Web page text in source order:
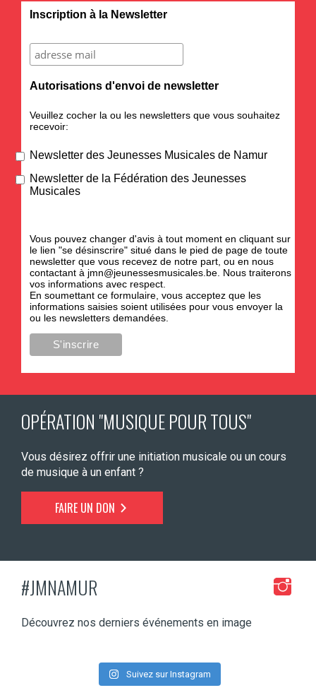
Inscription à la Newsletter
Autorisations d'envoi de newsletter
Veuillez cocher la ou les newsletters que vous souhaitez
recevoir:
Newsletter des Jeunesses Musicales de Namur
Newsletter de la Fédération des Jeunesses
Musicales
Vous pouvez changer d'avis à tout moment en cliquant sur
le lien "se désinscrire" situé dans le pied de page de toute
newsletter que vous recevez de notre part, ou en nous
contactant à jmn@jeunessesmusicales.be. Nous traiterons
vos informations avec respect.
En soumettant ce formulaire, vous acceptez que les
informations saisies soient utilisées pour vous envoyer la
ou les newsletters demandées.
OPÉRATION "MUSIQUE POUR TOUS"
Vous désirez offrir une initiation musicale ou un cours
de musique à un enfant ?
FAIRE UN DON
#JMNAMUR
Découvrez nos derniers événements en image
Suivez sur Instagram